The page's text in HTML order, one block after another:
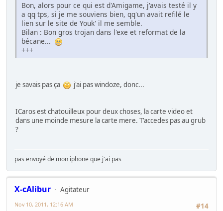
Bon, alors pour ce qui est d'Amigame, j'avais testé il y
a qq tps, si je me souviens bien, qq'un avait refilé le
lien sur le site de Youk' il me semble.
Bilan : Bon gros trojan dans l'exe et reformat de la
bécane...
+++
je savais pas ça j'ai pas windoze, donc...
ICaros est chatouilleux pour deux choses, la carte video et
dans une moinde mesure la carte mere. T'accedes pas au grub
?
pas envoyé de mon iphone que j'ai pas
X-cAlibur
Agitateur
#14
Nov 10, 2011, 12:16 AM